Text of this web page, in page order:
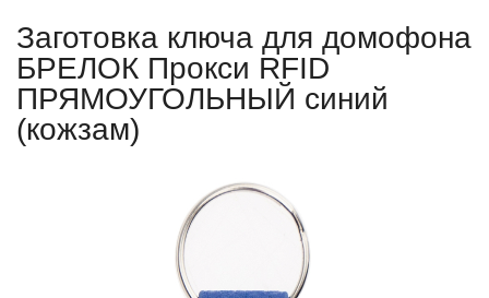
Заготовка ключа для домофона
БРЕЛОК Прокси RFID
ПРЯМОУГОЛЬНЫЙ синий
(кожзам)